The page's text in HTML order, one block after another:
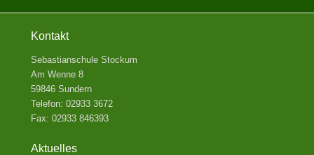
Kontakt
Sebastianschule Stockum
Am Wenne 8
59846 Sundern
Telefon: 02933 3672
Fax: 02933 846393
Aktuelles